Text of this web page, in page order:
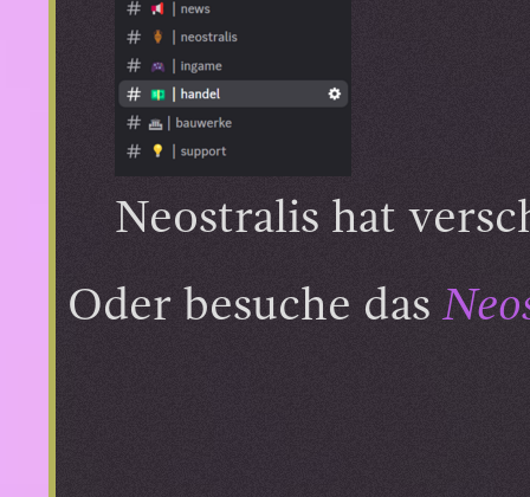
Neostralis hat
Oder besuche das